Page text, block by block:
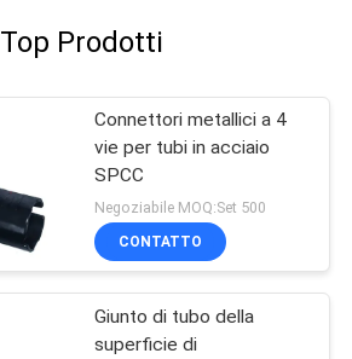
Top Prodotti
Connettori metallici a 4
vie per tubi in acciaio
SPCC
Negoziabile MOQ:Set 500
CONTATTO
Giunto di tubo della
superficie di